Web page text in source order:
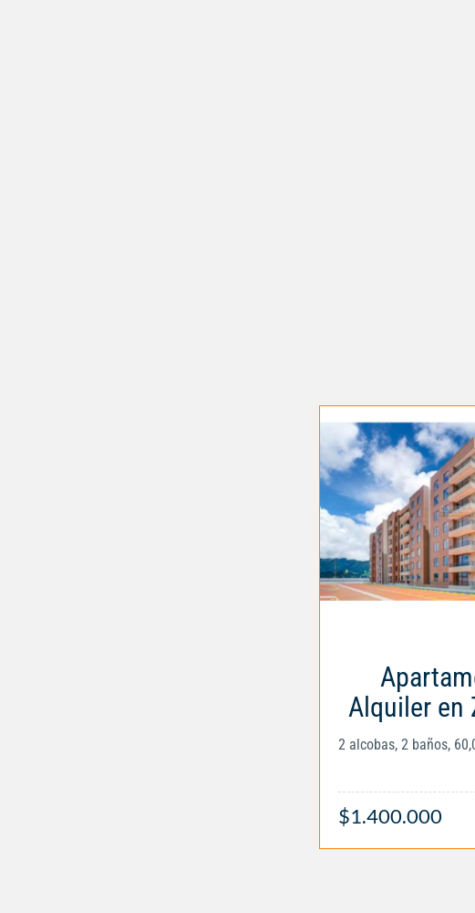
Alquiler en
2 alcobas, 2 baños,
$1.400.000